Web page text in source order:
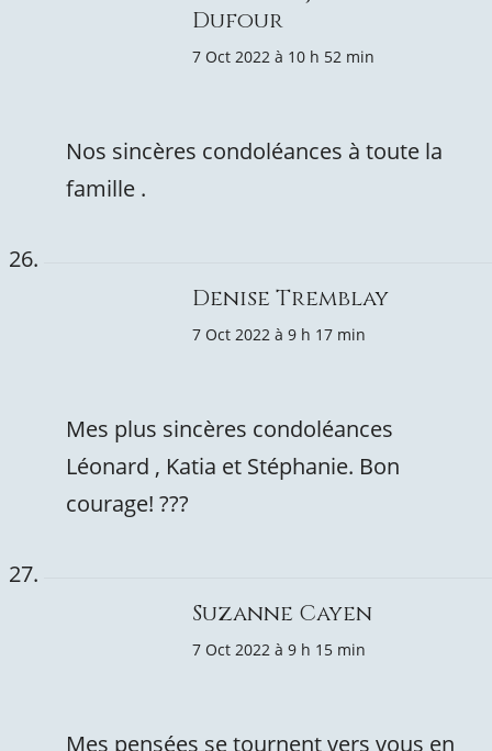
Dufour
7 Oct 2022 à 10 h 52 min
Nos sincères condoléances à toute la
famille .
Denise Tremblay
7 Oct 2022 à 9 h 17 min
Mes plus sincères condoléances
Léonard , Katia et Stéphanie. Bon
courage! ???
Suzanne Cayen
7 Oct 2022 à 9 h 15 min
Mes pensées se tournent vers vous en